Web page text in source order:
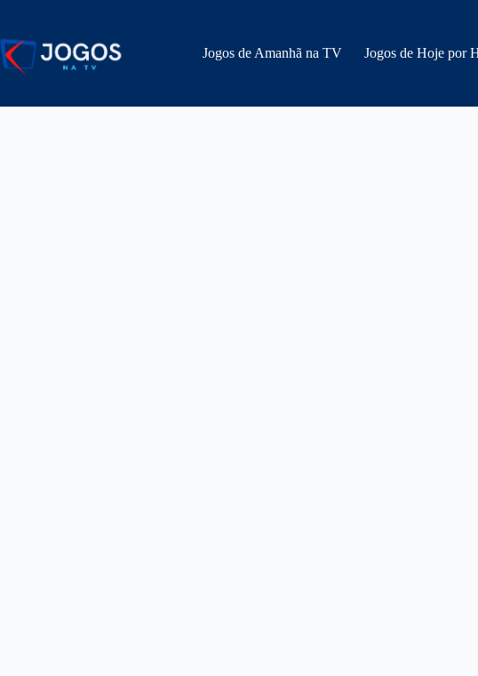
o
conteúdo
Jogos de Amanhã na TV Jogos de Hoje por